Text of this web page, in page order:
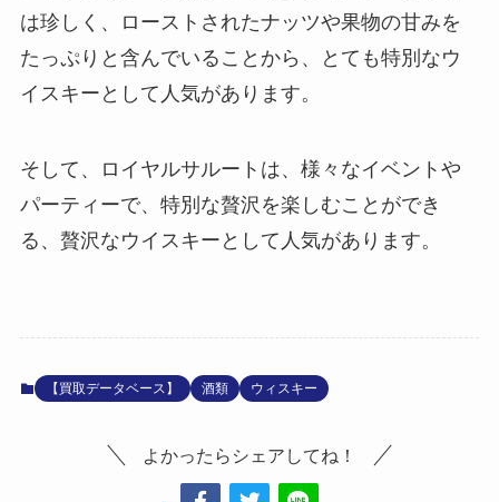
は珍しく、ローストされたナッツや果物の甘みを
たっぷりと含んでいることから、とても特別なウ
イスキーとして人気があります。
そして、ロイヤルサルートは、様々なイベントや
パーティーで、特別な贅沢を楽しむことができ
る、贅沢なウイスキーとして人気があります。
【買取データベース】 酒類 ウィスキー
よかったらシェアしてね！